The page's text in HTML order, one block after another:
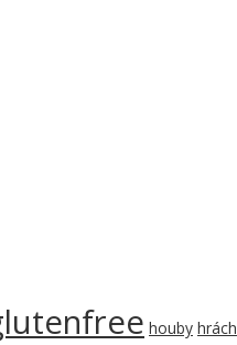
houby hrách